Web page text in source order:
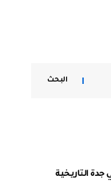
البحث
التاريخية